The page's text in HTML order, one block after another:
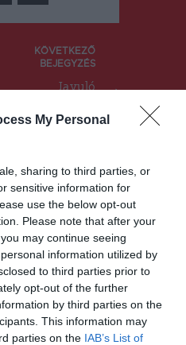
My Personal
sharing to third parties, or
sensitive information for
use the below opt-out
Please note that after your
may continue seeing
information utilized by
to third parties prior to
opt-out of the further
by third parties on the
This information may
parties on the IAB’s List of
KÖVETKEZŐ
BEJEGYZÉS
Javuló
ok a
játszik
Székelyföld